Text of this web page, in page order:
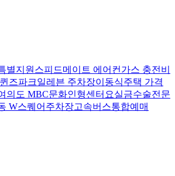
별지원 스피드메이트 에어컨가스 충전비
즈파크일레븐 주차장이동식주택 가격
의도 MBC문화인형센터 요실금수술전문
W스퀘어주차장고속버스통합예매